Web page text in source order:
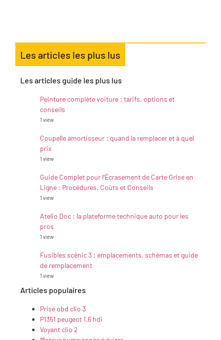
Les articles les plus lus
Les articles guide les plus lus
Peinture complète voiture : tarifs, options et
conseils
1 view
Coupelle amortisseur : quand la remplacer et à quel
prix
1 view
Guide Complet pour l’Écrasement de Carte Grise en
Ligne : Procédures, Coûts et Conseils
1 view
Atelio Doc : la plateforme technique auto pour les
pros
1 view
Fusibles scénic 3 : emplacements, schémas et guide
de remplacement
1 view
Articles populaires
Prise obd clio 3
P1351 peugeot 1.6 hdi
Voyant clio 2